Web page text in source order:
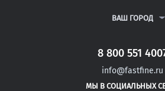
ПОЛИТИКА КОНТАКТЫ
ВАШ ГОРОД
САНКТ-ПЕТЕРБУРГ
СОРОЧИНСК
ЮРЬЕВ-
8 800 551
info@fastfine.ru
МЫ В СОЦИАЛЬНЫХ